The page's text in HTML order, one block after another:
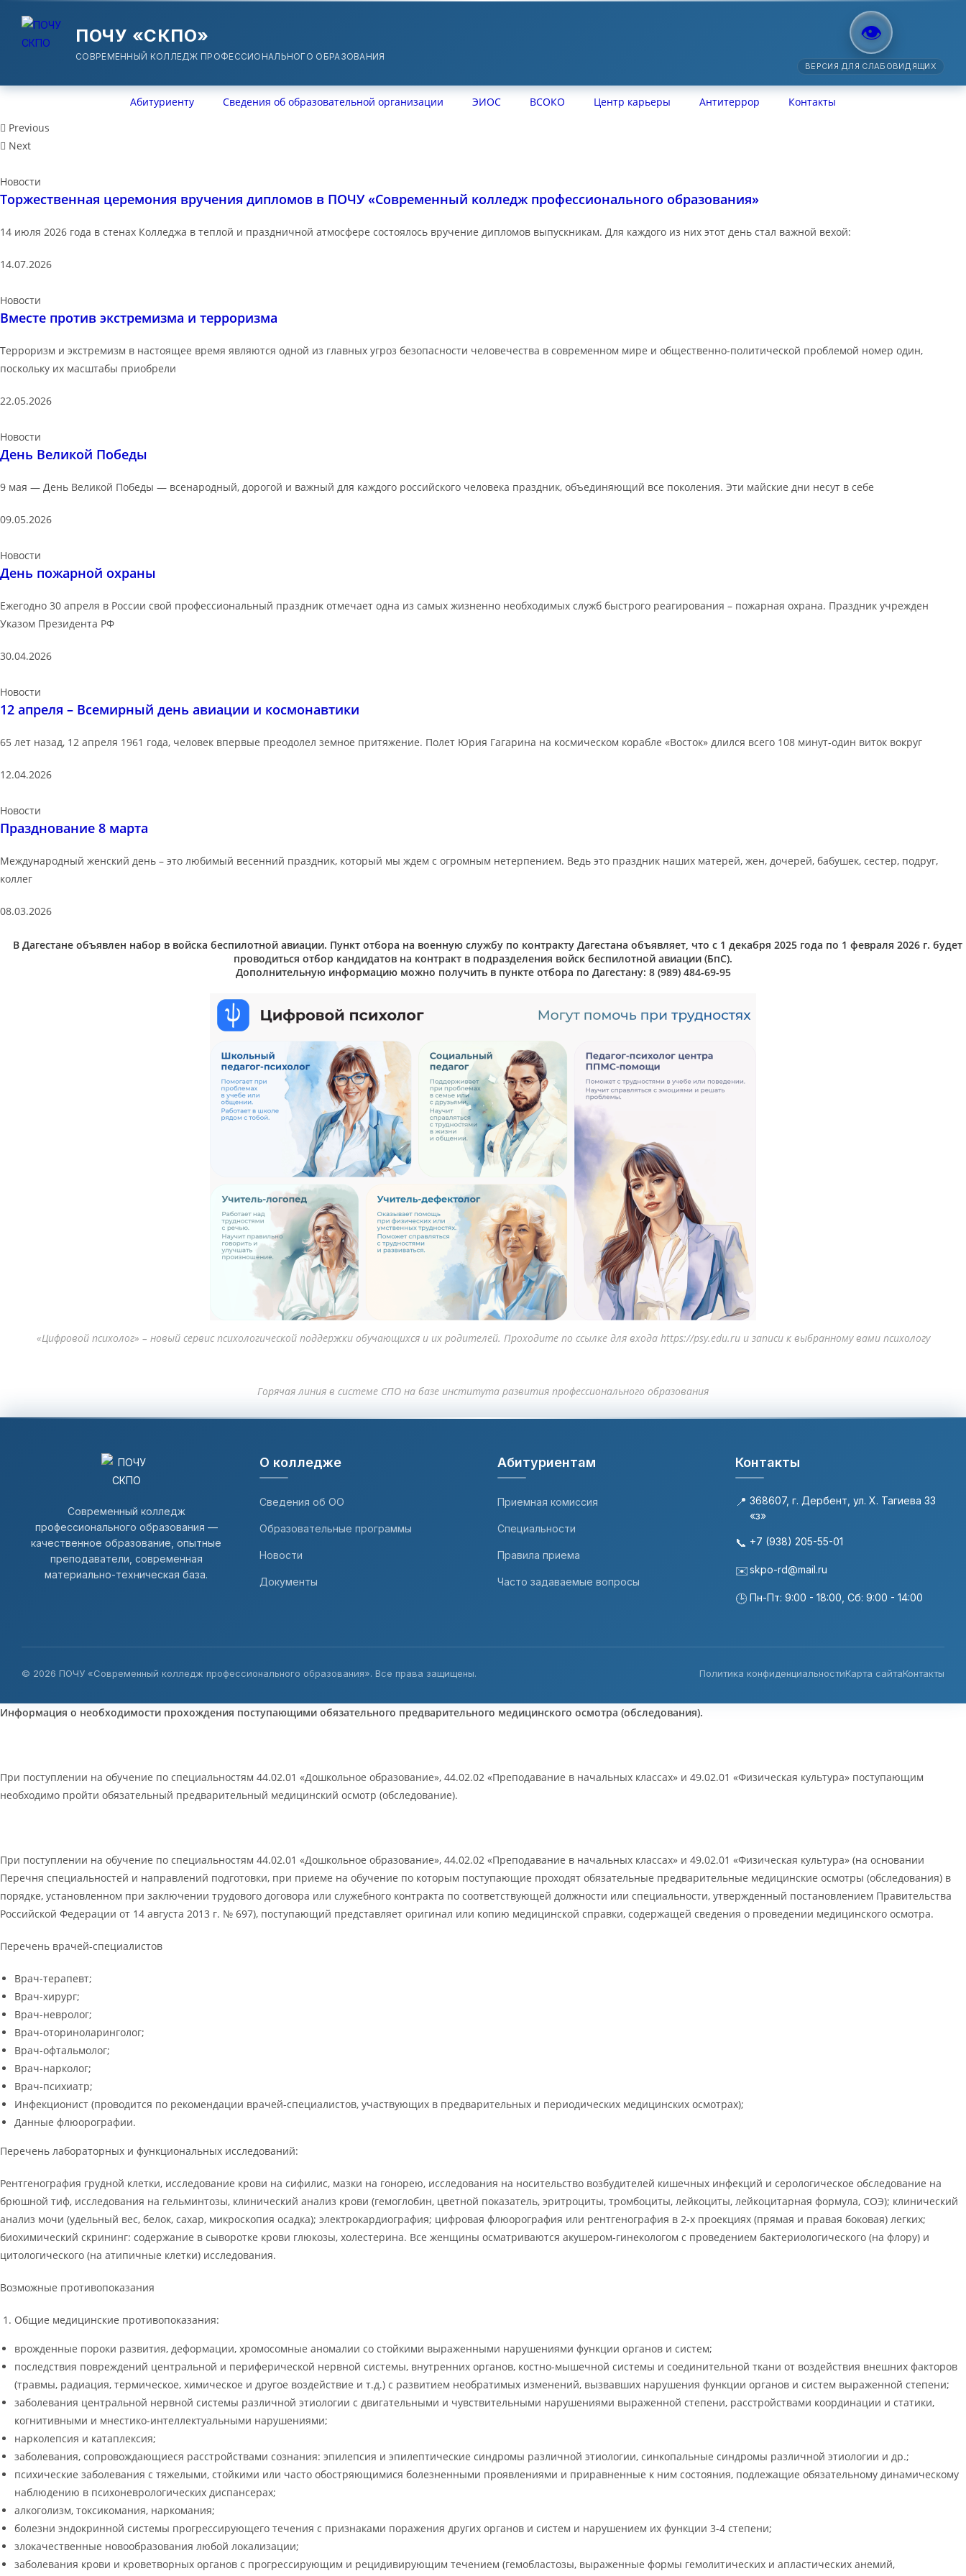
ПОЧУ «СКПО»
СОВРЕМЕННЫЙ КОЛЛЕДЖ ПРОФЕССИОНАЛЬНОГО ОБРАЗОВАНИЯ
👁️
ВЕРСИЯ ДЛЯ СЛАБОВИДЯЩИХ
Абитуриенту Сведения об образовательной организации ЭИОС ВСОКО Центр карьеры Антитеррор
Контакты
Previous
Next
Новости
Торжественная церемония вручения дипломов в ПОЧУ «Современный колледж профессионального образования»
14 июля 2026 года в стенах Колледжа в теплой и праздничной атмосфере состоялось вручение дипломов выпускникам. Для каждого из них этот день стал важной вехой:
14.07.2026
Новости
Вместе против экстремизма и терроризма
Терроризм и экстремизм в настоящее время являются одной из главных угроз безопасности человечества в современном мире и общественно-политической проблемой номер один,
поскольку их масштабы приобрели
22.05.2026
Новости
День Великой Победы
9 мая — День Великой Победы — всенародный, дорогой и важный для каждого российского человека праздник, объединяющий все поколения. Эти майские дни несут в себе
09.05.2026
Новости
День пожарной охраны
Ежегодно 30 апреля в России свой профессиональный праздник отмечает одна из самых жизненно необходимых служб быстрого реагирования – пожарная охрана. Праздник учрежден
Указом Президента РФ
30.04.2026
Новости
12 апреля – Всемирный день авиации и космонавтики
65 лет назад, 12 апреля 1961 года, человек впервые преодолел земное притяжение. Полет Юрия Гагарина на космическом корабле «Восток» длился всего 108 минут-один виток вокруг
12.04.2026
Новости
Празднование 8 марта
Международный женский день – это любимый весенний праздник, который мы ждем с огромным нетерпением. Ведь это праздник наших матерей, жен, дочерей, бабушек, сестер, подруг,
коллег
08.03.2026
В Дагестане объявлен набор в войска беспилотной авиации. Пункт отбора на военную службу по контракту Дагестана объявляет, что с 1 декабря 2025 года по 1 февраля 2026 г. будет
проводиться отбор кандидатов на контракт в подразделения войск беспилотной авиации (БпС).
Дополнительную информацию можно получить в пункте отбора по Дагестану: 8 (989) 484-69-95
«Цифровой психолог» – новый сервис психологической поддержки обучающихся и их родителей. Проходите по ссылке для входа https://psy.edu.ru и записи к выбранному вами психологу
Горячая линия в системе СПО на базе института развития профессионального образования
Современный колледж
профессионального образования —
качественное образование, опытные
преподаватели, современная
материально-техническая база.
О колледже
Сведения об ОО
Образовательные программы
Новости
Документы
Абитуриентам
Приемная комиссия
Специальности
Правила приема
Часто задаваемые вопросы
Контакты
📍 368607, г. Дербент, ул. Х. Тагиева 33
«з»
📞 +7 (938) 205-55-01
✉️skpo-rd@mail.ru
🕒 Пн-Пт: 9:00 - 18:00, Сб: 9:00 - 14:00
© 2026 ПОЧУ «Современный колледж профессионального образования». Все права защищены. Политика конфиденциальностиКарта сайтаКонтакты
Информация о необходимости прохождения поступающими обязательного предварительного медицинского осмотра (обследования).
При поступлении на обучение по специальностям 44.02.01 «Дошкольное образование», 44.02.02 «Преподавание в начальных классах» и 49.02.01 «Физическая культура» поступающим
необходимо пройти обязательный предварительный медицинский осмотр (обследование).
При поступлении на обучение по специальностям 44.02.01 «Дошкольное образование», 44.02.02 «Преподавание в начальных классах» и 49.02.01 «Физическая культура» (на основании
Перечня специальностей и направлений подготовки, при приеме на обучение по которым поступающие проходят обязательные предварительные медицинские осмотры (обследования) в
порядке, установленном при заключении трудового договора или служебного контракта по соответствующей должности или специальности, утвержденный постановлением Правительства
Российской Федерации от 14 августа 2013 г. № 697), поступающий представляет оригинал или копию медицинской справки, содержащей сведения о проведении медицинского осмотра.
Перечень врачей-специалистов
Врач-терапевт;
Врач-хирург;
Врач-невролог;
Врач-оториноларинголог;
Врач-офтальмолог;
Врач-нарколог;
Врач-психиатр;
Инфекционист (проводится по рекомендации врачей-специалистов, участвующих в предварительных и периодических медицинских осмотрах);
Данные флюорографии.
Перечень лабораторных и функциональных исследований:
Рентгенография грудной клетки, исследование крови на сифилис, мазки на гонорею, исследования на носительство возбудителей кишечных инфекций и серологическое обследование на
брюшной тиф, исследования на гельминтозы, клинический анализ крови (гемоглобин, цветной показатель, эритроциты, тромбоциты, лейкоциты, лейкоцитарная формула, СОЭ); клинический
анализ мочи (удельный вес, белок, сахар, микроскопия осадка); электрокардиография; цифровая флюорография или рентгенография в 2-х проекциях (прямая и правая боковая) легких;
биохимический скрининг: содержание в сыворотке крови глюкозы, холестерина. Все женщины осматриваются акушером-гинекологом с проведением бактериологического (на флору) и
цитологического (на атипичные клетки) исследования.
Возможные противопоказания
Общие медицинские противопоказания:
врожденные пороки развития, деформации, хромосомные аномалии со стойкими выраженными нарушениями функции органов и систем;
последствия повреждений центральной и периферической нервной системы, внутренних органов, костно-мышечной системы и соединительной ткани от воздействия внешних факторов
(травмы, радиация, термическое, химическое и другое воздействие и т.д.) с развитием необратимых изменений, вызвавших нарушения функции органов и систем выраженной степени;
заболевания центральной нервной системы различной этиологии с двигательными и чувствительными нарушениями выраженной степени, расстройствами координации и статики,
когнитивными и мнестико-интеллектуальными нарушениями;
нарколепсия и катаплексия;
заболевания, сопровождающиеся расстройствами сознания: эпилепсия и эпилептические синдромы различной этиологии, синкопальные синдромы различной этиологии и др.;
психические заболевания с тяжелыми, стойкими или часто обостряющимися болезненными проявлениями и приравненные к ним состояния, подлежащие обязательному динамическому
наблюдению в психоневрологических диспансерах;
алкоголизм, токсикомания, наркомания;
болезни эндокринной системы прогрессирующего течения с признаками поражения других органов и систем и нарушением их функции 3-4 степени;
злокачественные новообразования любой локализации;
заболевания крови и кроветворных органов с прогрессирующим и рецидивирующим течением (гемобластозы, выраженные формы гемолитических и апластических анемий,